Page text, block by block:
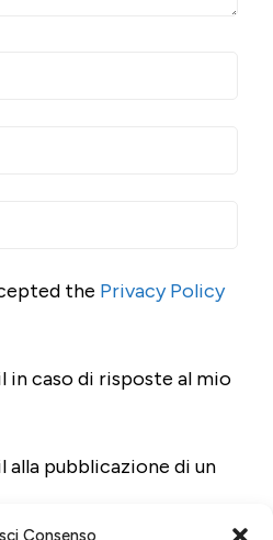
Consenso
the Privacy Policy
in caso di risposte al mio
pubblicazione di un